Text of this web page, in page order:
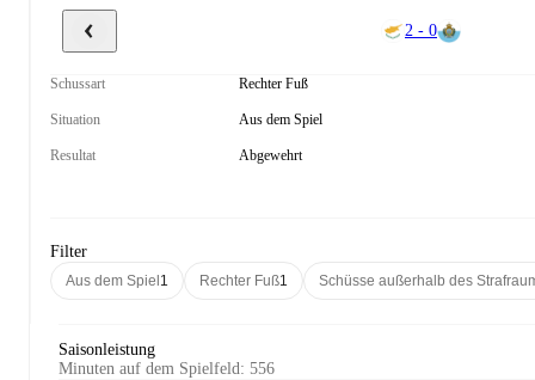
2 - 0
Schussart Rechter Fuß
Situation Aus dem Spiel
Resultat Abgewehrt
Filter
Aus dem Spiel 1 Rechter Fuß1 Schüsse außerhalb des
Saisonleistung
Minuten auf dem Spielfeld: 556